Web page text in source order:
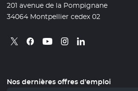
201 avenue de la Pompignane
34064 Montpellier cedex 02
Retrouvez nous sur X
- Nouvelle fenêtre
Retrouvez nous sur Facebook
- Nouvelle fenêtre
Retrouvez nous sur Youtube
- Nouvelle fenêtre
Retrouvez nous sur
- Nouvelle fenêtre
Retrouvez nous
- Nouvelle
Nos dernières offres d'emploi